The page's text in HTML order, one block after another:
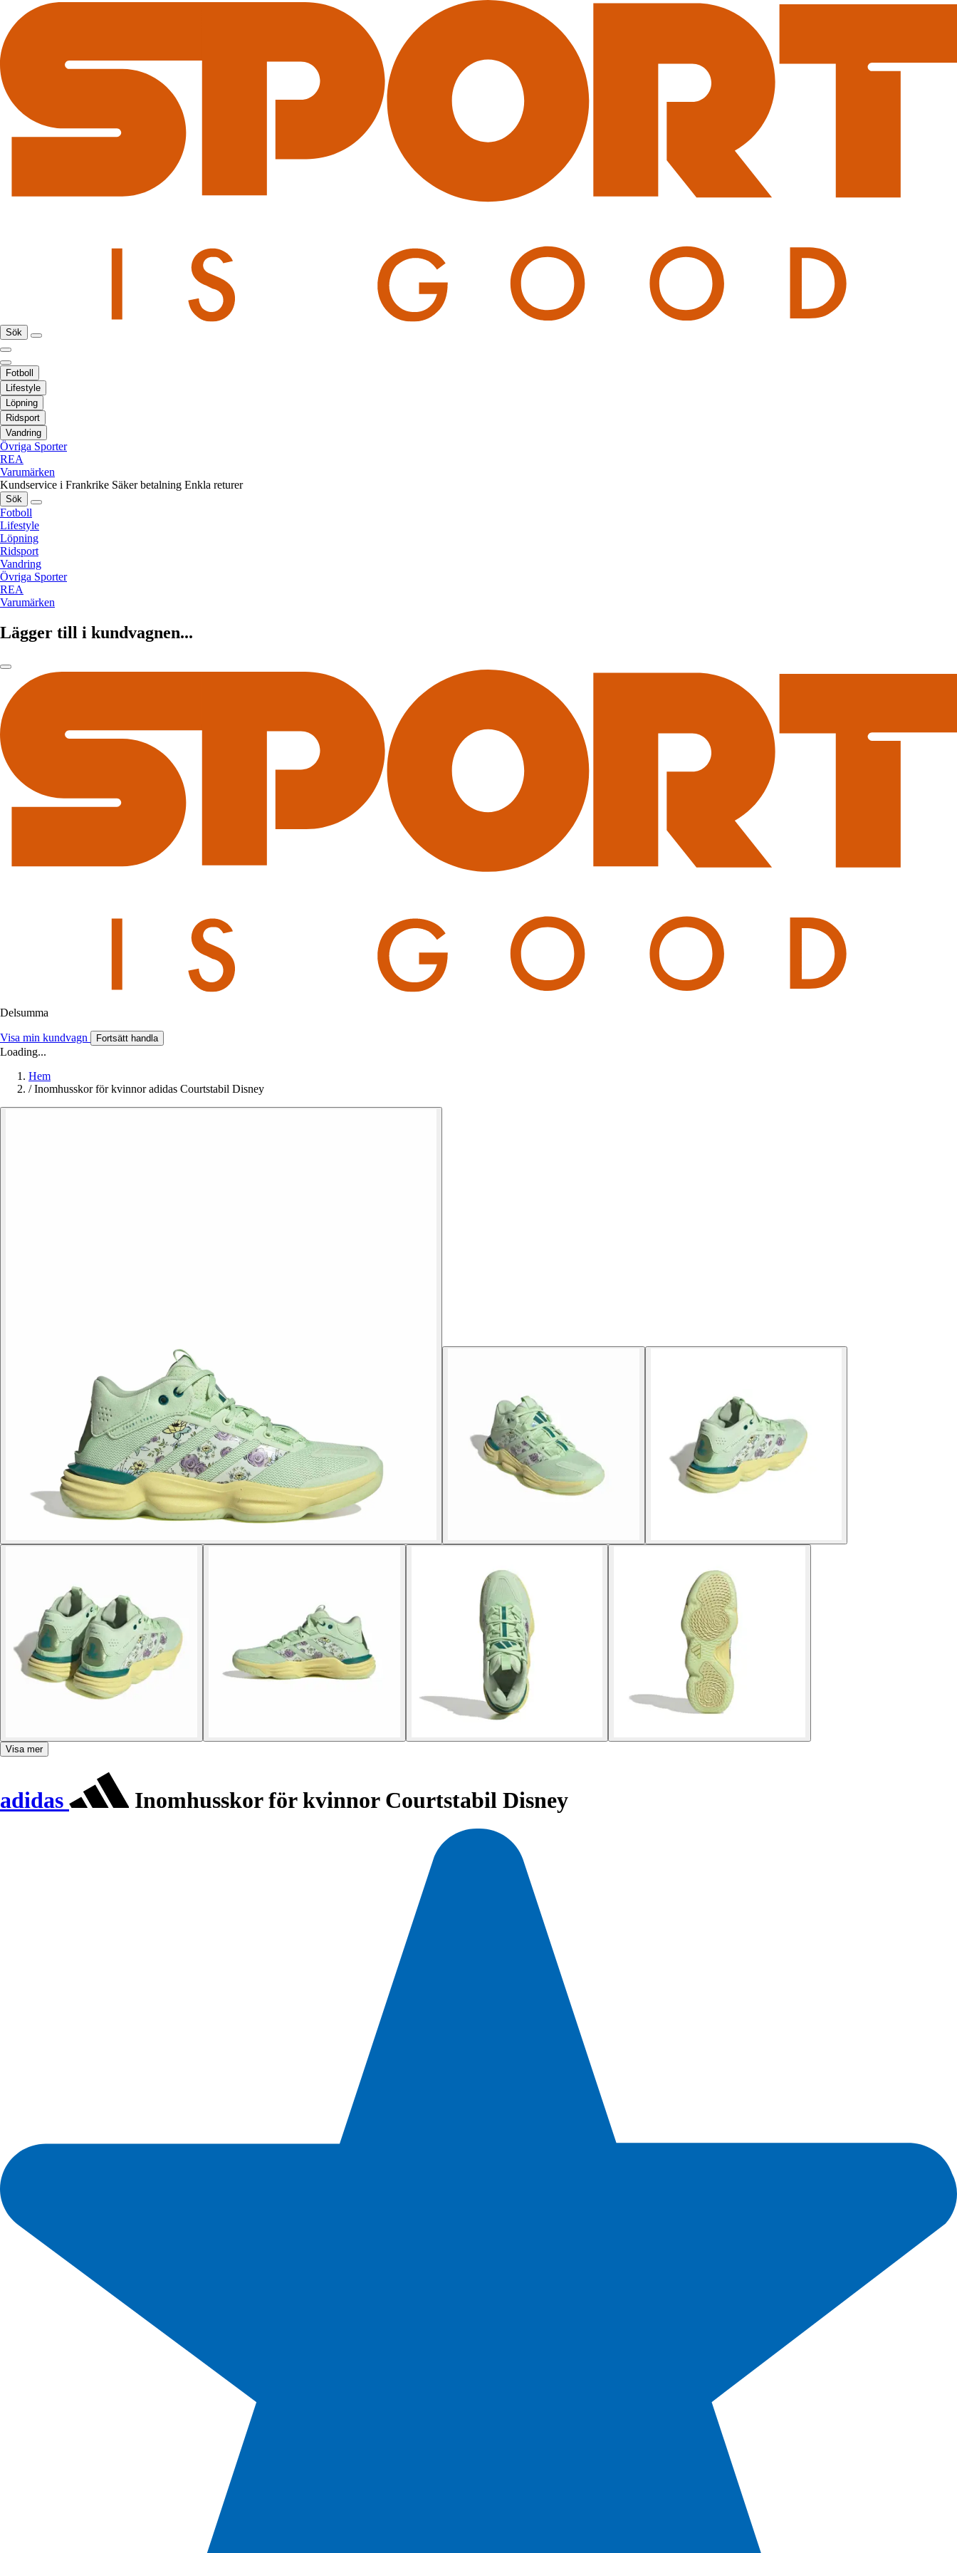
Sök
Fotboll
Lifestyle
Löpning
Ridsport
Vandring
Övriga Sporter
REA
Varumärken
Kundservice i Frankrike Säker betalning Enkla returer
Sök
Fotboll
Lifestyle
Löpning
Ridsport
Vandring
Övriga Sporter
REA
Varumärken
Lägger till i kundvagnen...
Delsumma
Visa min kundvagn Fortsätt handla
Loading...
Hem
/ Inomhusskor för kvinnor adidas Courtstabil Disney
Visa mer
adidas Inomhusskor för kvinnor Courtstabil Disney